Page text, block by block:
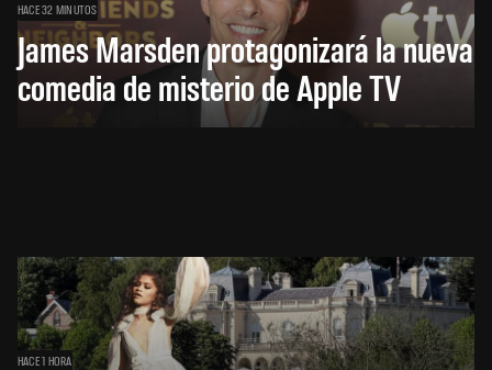
HACE 32 MINUTOS
James Marsden protagonizará la nueva
comedia de misterio de Apple TV
HACE 1 HORA